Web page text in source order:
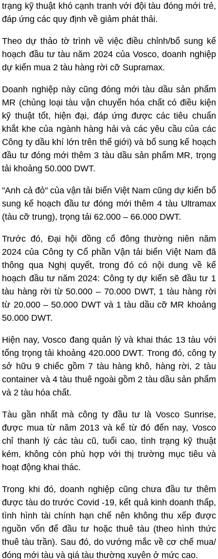
trạng kỹ thuật khó cạnh tranh với đội tàu đóng mới trẻ,
đáp ứng các quy định về giảm phát thải.
Theo dự thảo tờ trình về việc điều chỉnh/bổ sung kế
hoạch đầu tư tàu năm 2024 của Vosco, doanh nghiệp
dự kiến mua 2 tàu hàng rời cỡ Supramax.
Doanh nghiệp này cũng đóng mới tàu dầu sản phẩm
MR (chủng loại tàu vận chuyển hóa chất có điều kiện
kỹ thuật tốt, hiện đại, đáp ứng được các tiêu chuẩn
khắt khe của ngành hàng hải và các yêu cầu của các
Công ty dầu khí lớn trên thế giới) và bổ sung kế hoạch
đầu tư đóng mới thêm 3 tàu dầu sản phẩm MR, trọng
tải khoảng 50.000 DWT.
"Anh cả đỏ" của vận tải biển Việt Nam cũng dự kiến bổ
sung kế hoạch đầu tư đóng mới thêm 4 tàu Ultramax
(tàu cỡ trung), trọng tải 62.000 – 66.000 DWT.
Trước đó, Đại hội đồng cổ đông thường niên năm
2024 của Công ty Cổ phần Vận tải biển Việt Nam đã
thông qua Nghị quyết, trong đó có nội dung về kế
hoạch đầu tư năm 2024: Công ty dự kiến sẽ đầu tư 1
tàu hàng rời từ 50.000 – 70.000 DWT, 1 tàu hàng rời
từ 20.000 – 50.000 DWT và 1 tàu dầu cỡ MR khoảng
50.000 DWT.
Hiện nay, Vosco đang quản lý và khai thác 13 tàu với
tổng trọng tải khoảng 420.000 DWT. Trong đó, công ty
sở hữu 9 chiếc gồm 7 tàu hàng khô, hàng rời, 2 tàu
container và 4 tàu thuê ngoài gồm 2 tàu dầu sản phẩm
và 2 tàu hóa chất.
Tàu gần nhất mà công ty đầu tư là Vosco Sunrise,
được mua từ năm 2013 và kể từ đó đến nay, Vosco
chỉ thanh lý các tàu cũ, tuổi cao, tình trạng kỹ thuật
kém, không còn phù hợp với thị trường mục tiêu và
hoạt động khai thác.
Trong khi đó, doanh nghiệp cũng chưa đầu tư thêm
được tàu do trước Covid -19, kết quả kinh doanh thấp,
tình hình tài chính hạn chế nên không thu xếp được
nguồn vốn để đầu tư hoặc thuê tàu (theo hình thức
thuê tàu trần). Sau đó, do vướng mắc về cơ chế mua/
đóng mới tàu và giá tàu thường xuyên ở mức cao.